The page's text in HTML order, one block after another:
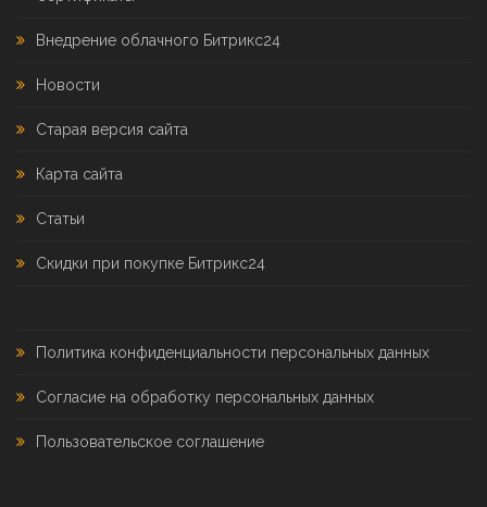
Внедрение облачного Битрикс24
Новости
Старая версия сайта
Карта сайта
Статьи
Скидки при покупке Битрикс24
Политика конфиденциальности персональных данных
Согласие на обработку персональных данных
Пользовательское соглашение